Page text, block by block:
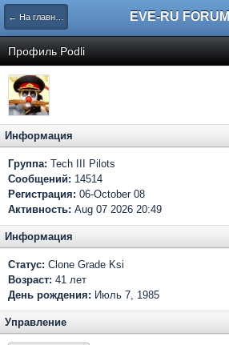
← На главную EVE-RU FORUM
Профиль Podli
Информация
Группа: Tech III Pilots
Сообщений: 14514
Регистрация: 06-October 08
Активность: Aug 07 2026 20:49
Информация
Статус: Clone Grade Ksi
Возраст: 41 лет
День рождения: Июль 7, 1985
Управление